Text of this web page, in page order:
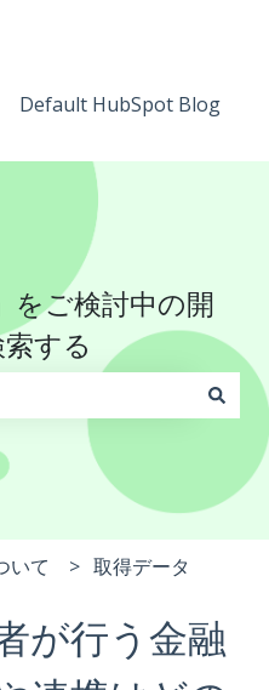
表示
Default HubSpot Blog
をご検討中の開
する
補はありません。
いて 取得データ
が行う金融